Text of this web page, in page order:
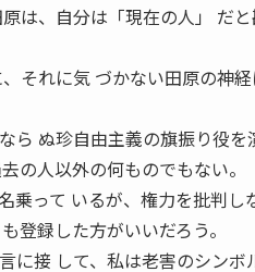
は、自分は「現在の人」 だ
それに気 づかない田原の神
ら ぬ珍自由主義の旗振り役
の人以外の何ものでもない。
乗って いるが、権力を批判し
登録した方がいいだろう。
に接 して、私は老害のシン